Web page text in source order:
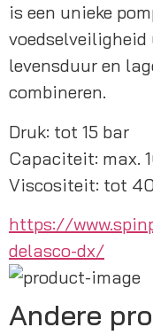
is een unieke
levensduur en
combineren.
Druk: tot 15 bar
Capaciteit: max.
Viscositeit: tot
https://
delasco-dx/
Andere